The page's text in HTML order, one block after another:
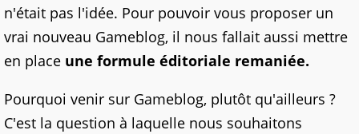
n'était pas l'idée. Pour pouvoir vous proposer un
vrai nouveau Gameblog, il nous fallait aussi mettre
en place une formule éditoriale remaniée.
Pourquoi venir sur Gameblog, plutôt qu'ailleurs ?
C'est la question à laquelle nous souhaitons